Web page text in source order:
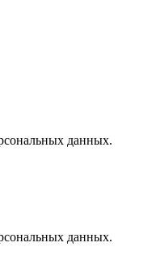
данных.
данных.